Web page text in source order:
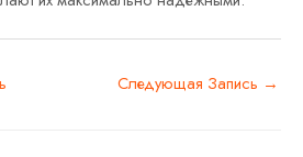
Следующая Запись →